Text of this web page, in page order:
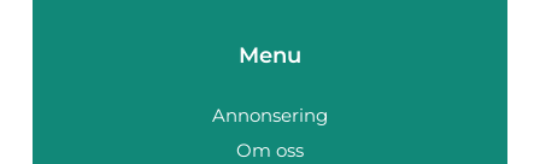
Menu
Annonsering
Om oss